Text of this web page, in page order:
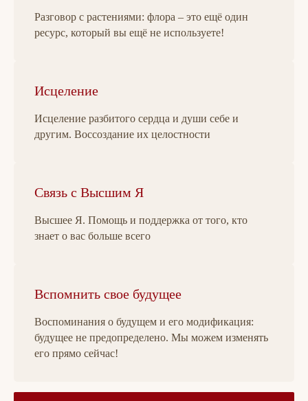
Разговор с растениями: флора – это ещё один
ресурс, который вы ещё не используете!
Исцеление
Исцеление разбитого сердца и души себе и
другим. Воссоздание их целостности
Связь с Высшим Я
Высшее Я. Помощь и поддержка от того, кто
знает о вас больше всего
Вспомнить свое будущее
Воспоминания о будущем и его модификация:
будущее не предопределено. Мы можем изменять
его прямо сейчас!